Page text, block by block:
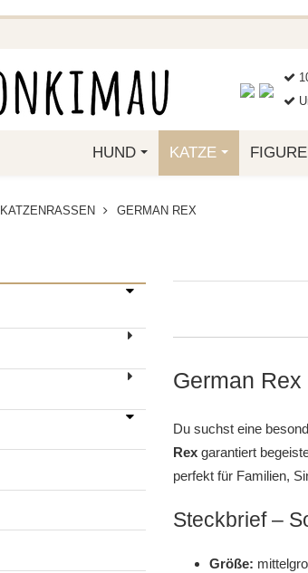
BEI EINER
GREIFEN SIE JETZT ZU,
HUND KATZE
KATZENRASSEN GERMAN REX
German
Du suchst eine
Rexgarantiert
perfekt für Familien,
Steckbrief –
Größe: